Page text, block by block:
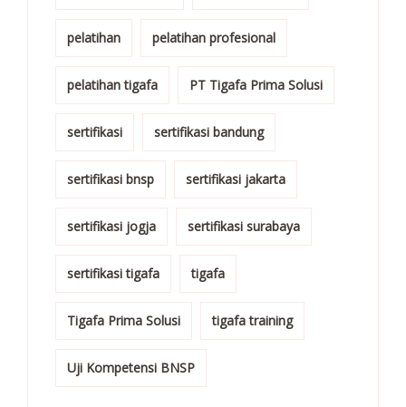
pelatihan pelatihan profesional
pelatihan tigafa PT Tigafa Prima Solusi
sertifikasi sertifikasi bandung
sertifikasi bnsp sertifikasi jakarta
sertifikasi jogja sertifikasi surabaya
sertifikasi tigafa tigafa
Tigafa Prima Solusi tigafa training
Uji Kompetensi BNSP